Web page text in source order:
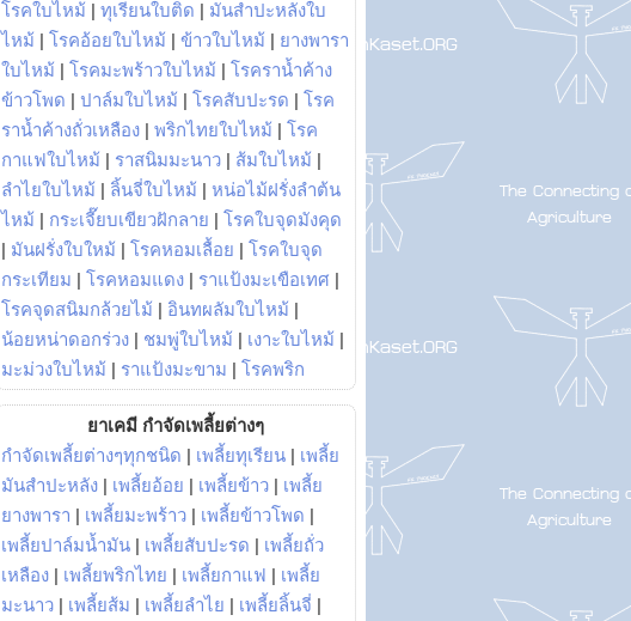
โรคใบไหม้ | ทุเรียนใบติด | มันสำปะหลังใบ
ไหม้ | โรคอ้อยใบไหม้ | ข้าวใบไหม้ | ยางพารา
ใบไหม้ | โรคมะพร้าวใบไหม้ | โรคราน้ำค้าง
ข้าวโพด | ปาล์มใบไหม้ | โรคสับปะรด | โรค
ราน้ำค้างถั่วเหลือง | พริกไทยใบไหม้ | โรค
กาแฟใบไหม้ | ราสนิมมะนาว | ส้มใบไหม้ |
ลำไยใบไหม้ | ลิ้นจี่ใบไหม้ | หน่อไม้ฝรั่งลำต้น
ไหม้ | กระเจี๊ยบเขียวฝักลาย | โรคใบจุดมังคุด
| มันฝรั่งใบใหม้ | โรคหอมเลื้อย | โรคใบจุด
กระเทียม | โรคหอมแดง | ราแป้งมะเขือเทศ |
โรคจุดสนิมกล้วยไม้ | อินทผลัมใบไหม้ |
น้อยหน่าดอกร่วง | ชมพู่ใบไหม้ | เงาะใบไหม้ |
มะม่วงใบไหม้ | ราแป้งมะขาม | โรคพริก
ยาเคมี กำจัดเพลี้ยต่างๆ
กำจัดเพลี้ยต่างๆทุกชนิด | เพลี้ยทุเรียน | เพลี้ย
มันสำปะหลัง | เพลี้ยอ้อย | เพลี้ยข้าว | เพลี้ย
ยางพารา | เพลี้ยมะพร้าว | เพลี้ยข้าวโพด |
เพลี้ยปาล์มน้ำมัน | เพลี้ยสับปะรด | เพลี้ยถั่ว
เหลือง | เพลี้ยพริกไทย | เพลี้ยกาแฟ | เพลี้ย
มะนาว | เพลี้ยส้ม | เพลี้ยลำไย | เพลี้ยลิ้นจี่ |